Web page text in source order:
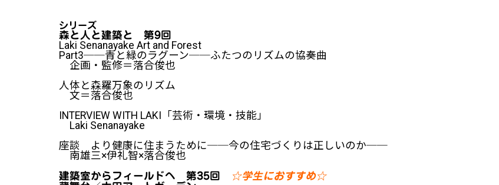
シリーズ
森と人と建築と 第9回
Laki Senanayake Art and Forest
Part3──青と緑のラグーン──ふたつのリズムの協奏曲
企画・監修＝落合俊也
人体と森羅万象のリズム
文＝落合俊也
INTERVIEW WITH LAKI「芸術・環境・技能」
Laki Senanayake
座談 より健康に住まうために──今の住宅づくりは正しいのか──
南雄三×伊礼智×落合俊也
建築室からフィールドヘ 第35回
☆学生におすすめ☆